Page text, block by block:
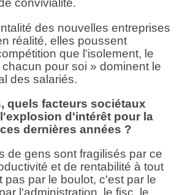
convivialité.
des nouvelles entreprises
réalité, elles poussent
que l'isolement, le
pour soi » dominent le
des salariés.
quels facteurs sociétaux
d'intérêt pour la
dernières années ?
de gens sont fragilisés par ce
et de rentabilité à tout
pas par le boulot, c'est par le
l'administration, le fisc, le